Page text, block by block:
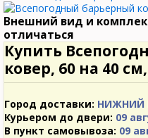
Внешний вид и
отличаться
Купить
ковер, 60 на 40
Город доставки: НИЖНИЙ
Курьером до двери: 09
В пункт самовывоза: 09